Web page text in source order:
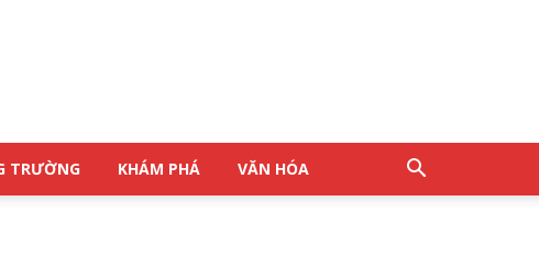
TRƯỜNG KHÁM PHÁ VĂN HÓA